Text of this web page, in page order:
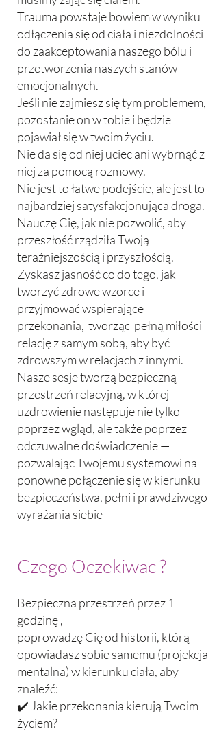
Trauma powstaje bowiem w wyniku
odłączenia się od ciała i niezdolności
do zaakceptowania naszego bólu i
przetworzenia naszych stanów
emocjonalnych.
Jeśli nie zajmiesz się tym problemem,
pozostanie on w tobie i będzie
pojawiał się w twoim życiu.
Nie da się od niej uciec ani wybrnąć z
niej za pomocą rozmowy.
Nie jest to łatwe podejście, ale jest to
najbardziej satysfakcjonująca droga.
Nauczę Cię, jak nie pozwolić, aby
przeszłość rządziła Twoją
teraźniejszością i przyszłością.
Zyskasz jasność co do tego, jak
tworzyć zdrowe wzorce i
przyjmować wspierające
przekonania, tworząc pełną miłości
relację z samym sobą, aby być
zdrowszym w relacjach z innymi.
Nasze sesje tworzą bezpieczną
przestrzeń relacyjną, w której
uzdrowienie następuje nie tylko
poprzez wgląd, ale także poprzez
odczuwalne doświadczenie —
pozwalając Twojemu systemowi na
ponowne połączenie się w kierunku
bezpieczeństwa, pełni i prawdziwego
wyrażania siebie
Czego Oczekiwac ?
Bezpieczna przestrzeń przez 1
godzinę ,
poprowadzę Cię od historii, którą
opowiadasz sobie samemu (projekcja
mentalna) w kierunku ciała, aby
znaleźć:
✔️ Jakie przekonania kierują Twoim
życiem?